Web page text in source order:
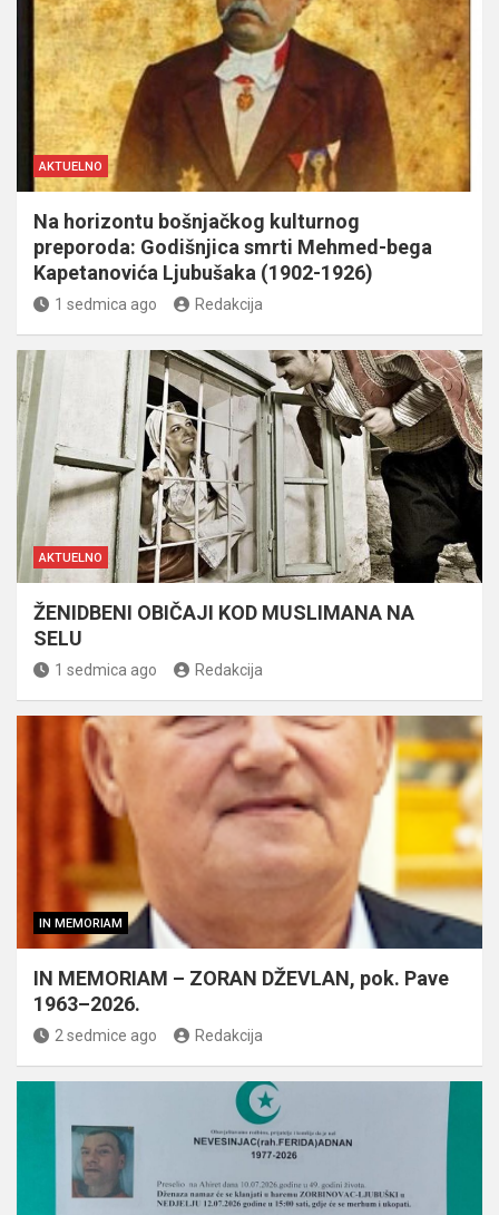
AKTUELNO
Na horizontu bošnjačkog kulturnog
preporoda: Godišnjica smrti Mehmed-bega
Kapetanovića Ljubušaka (1902-1926)
1 sedmica ago Redakcija
AKTUELNO
ŽENIDBENI OBIČAJI KOD MUSLIMANA NA
SELU
1 sedmica ago Redakcija
IN MEMORIAM
IN MEMORIAM – ZORAN DŽEVLAN, pok. Pave
1963–2026.
2 sedmice ago Redakcija